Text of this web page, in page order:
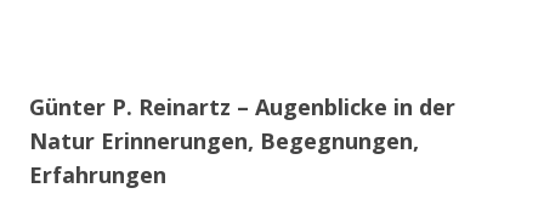
Günter P. Reinartz – Augenblicke in der
Natur Erinnerungen, Begegnungen,
Erfahrungen